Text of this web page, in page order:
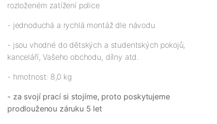
rozloženém zatížení police
- jednoduchá a rychlá montáž dle návodu
- jsou vhodné do dětských a studentských pokojů,
kanceláří, Vašeho obchodu, dílny atd.
- hmotnost: 8,0 kg
- za svojí prací si stojíme, proto poskytujeme
prodlouženou záruku 5 let